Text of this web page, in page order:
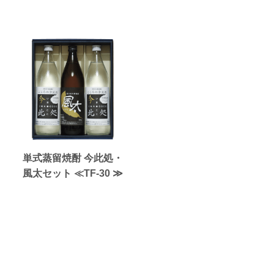
単式蒸留焼酎 今此処・
風太セット ≪TF-30 ≫